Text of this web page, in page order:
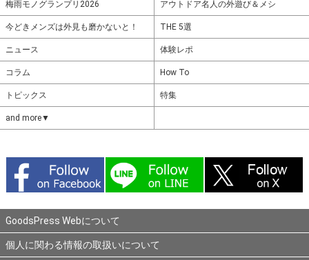
梅雨モノグランプリ2026 アウトドア名人の外遊び＆メシ
今どきメンズは外見も磨かないと！ THE 5選
ニュース 体験レポ
コラム How To
トピックス 特集
and more▼
GoodsPress Webについて
個人に関わる情報の取扱いについて